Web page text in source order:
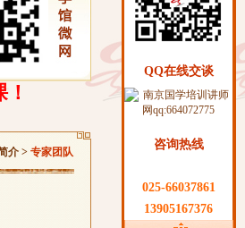
QQ在线交谈
咨询热线
025-66037861
13905167376
介 > 专家团队